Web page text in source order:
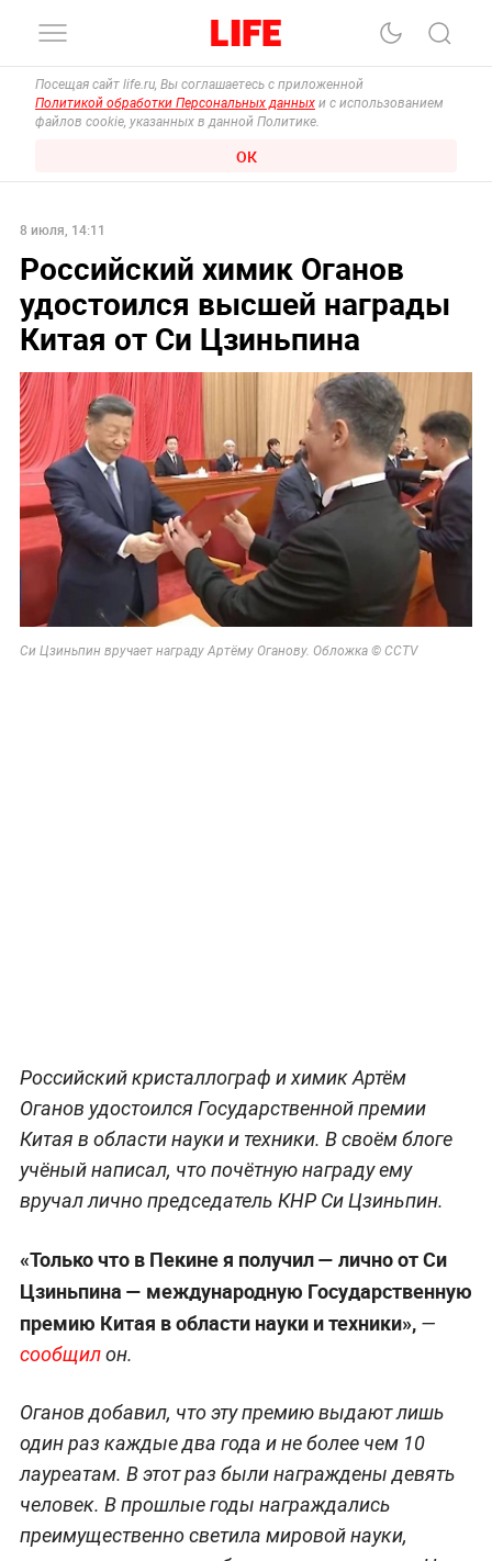
Посещая сайт life.ru, Вы соглашаетесь с приложенной
Политикой обработки Персональных данных и с использованием
файлов cookie, указанных в данной Политике.
ОК
8 июля, 14:11
Российский химик Оганов
удостоился высшей награды
Китая от Си Цзиньпина
Си Цзиньпин вручает награду Артёму Оганову. Обложка © ССTV
Российский кристаллограф и химик Артём
Оганов удостоился Государственной премии
Китая в области науки и техники. В своём блоге
учёный написал, что почётную награду ему
вручал лично председатель КНР Си Цзиньпин.
«Только что в Пекине я получил — лично от Си
Цзиньпина — международную Государственную
премию Китая в области науки и техники», —
сообщилон.
Оганов добавил, что эту премию выдают лишь
один раз каждые два года и не более чем 10
лауреатам. В этот раз были награждены девять
человек. В прошлые годы награждались
преимущественно светила мировой науки,